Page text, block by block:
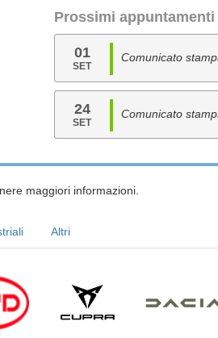
Prossimi appuntamenti
01
SET
Comunicato
24
SET
Comunicato
maggiori informazioni.
Altri